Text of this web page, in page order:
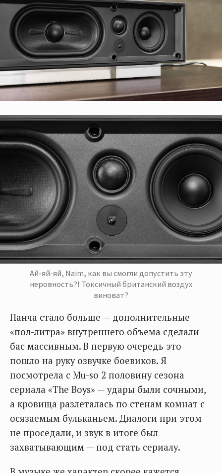
Ай-яй-яй, Naim, как вы смогли допустить эту
неровность?! Токсичный британский воздух
виноват?
Панча стало больше — дополнительные
«пол-литра» внутреннего объема сделали
бас массивным. В первую очередь это
пошло на руку озвучке боевиков. Я
посмотрела с Mu-so 2 половину сезона
сериала «The Boys» — удары были сочными,
а кровища разлеталась по стенам комнат с
осязаемым бульканьем. Диалоги при этом
не проседали, и звук в итоге был
захватывающим — под стать сериалу.